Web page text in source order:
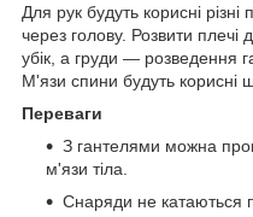
Для рук будуть корисні
через голову. Розвити
убік, а груди — розведення
М'язи спини будуть корисні
Переваги
З гантелями можна
м'язи тіла.
Снаряди не катаються